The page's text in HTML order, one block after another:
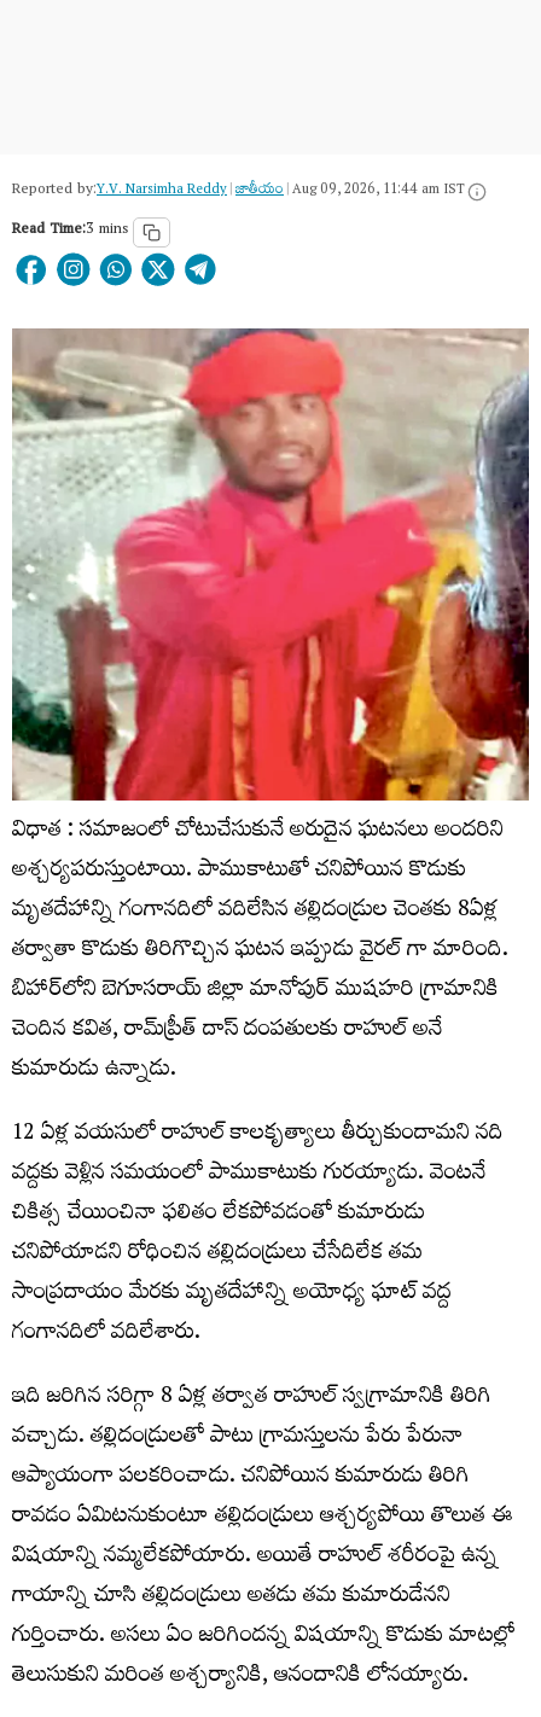
Reported by:Y.V. Narsimha Reddy|జాతీయం|Aug 09, 2026, 11:44 am IST
Read Time:3 mins
విధాత : సమాజంలో చోటుచేసుకునే అరుదైన ఘటనలు అందరిని
అశ్చర్యపరుస్తుంటాయి. పాముకాటుతో చనిపోయిన కొడుకు
మృతదేహాన్ని గంగానదిలో వదిలేసిన తల్లిదండ్రుల చెంతకు 8ఏళ్ల
తర్వాతా కొడుకు తిరిగొచ్చిన ఘటన ఇప్పుడు వైరల్ గా మారింది.
బిహార్‌లోని బెగూసరాయ్‌ జిల్లా మానోపుర్‌ ముషహరి గ్రామానికి
చెందిన కవిత, రామ్‌ప్రీత్‌ దాస్‌ దంపతులకు రాహుల్ అనే
కుమారుడు ఉన్నాడు.
12 ఏళ్ల వయసులో రాహుల్ కాలకృత్యాలు తీర్చుకుందామని నది
వద్దకు వెళ్లిన సమయంలో పాముకాటుకు గురయ్యాడు. వెంటనే
చికిత్స చేయించినా ఫలితం లేకపోవడంతో కుమారుడు
చనిపోయాడని రోధించిన తల్లిదండ్రులు చేసేదిలేక తమ
సాంప్రదాయం మేరకు మృతదేహాన్ని అయోధ్య ఘాట్‌ వద్ద
గంగానదిలో వదిలేశారు.
ఇది జరిగిన సరిగ్గా 8 ఏళ్ల తర్వాత రాహుల్‌ స్వగ్రామానికి తిరిగి
వచ్చాడు. తల్లిదండ్రులతో పాటు గ్రామస్తులను పేరు పేరునా
ఆప్యాయంగా పలకరించాడు. చనిపోయిన కుమారుడు తిరిగి
రావడం ఏమిటనుకుంటూ తల్లిదండ్రులు ఆశ్చర్యపోయి తొలుత ఈ
విషయాన్ని నమ్మలేకపోయారు. అయితే రాహుల్‌ శరీరంపై ఉన్న
గాయాన్ని చూసి తల్లిదండ్రులు అతడు తమ కుమారుడేనని
గుర్తించారు. అసలు ఏం జరిగిందన్న విషయాన్ని కొడుకు మాటల్లో
తెలుసుకుని మరింత అశ్చర్యానికి, ఆనందానికి లోనయ్యారు.